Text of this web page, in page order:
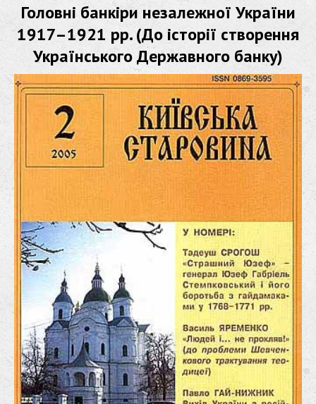
Головні банкіри незалежної України
1917–1921 рр. (До історії створення
Українського Державного банку)